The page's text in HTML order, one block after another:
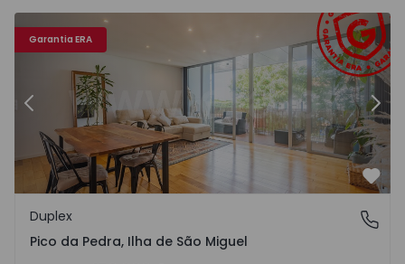
Garantia ERA
Duplex T3 Ribeira Grande, Pico da Pedra - 1505115 - 6
Anterior
Pico da Pedra, Ilha de São Miguel
Duplex
Pico da Pedra, Ilha de São Miguel